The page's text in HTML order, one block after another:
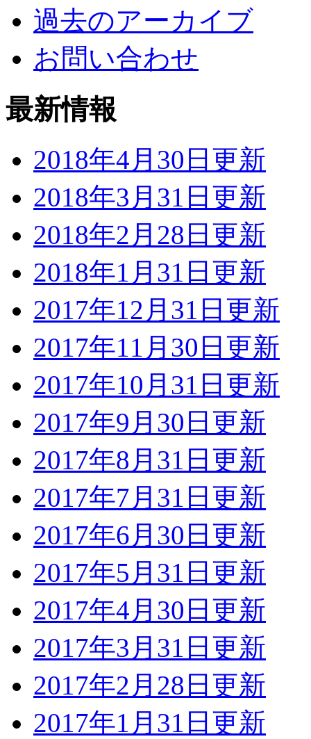
過去のアーカイブ
お問い合わせ
最新情報
2018年4月30日更新
2018年3月31日更新
2018年2月28日更新
2018年1月31日更新
2017年12月31日更新
2017年11月30日更新
2017年10月31日更新
2017年9月30日更新
2017年8月31日更新
2017年7月31日更新
2017年6月30日更新
2017年5月31日更新
2017年4月30日更新
2017年3月31日更新
2017年2月28日更新
2017年1月31日更新